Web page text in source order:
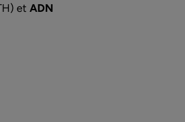
et ADN